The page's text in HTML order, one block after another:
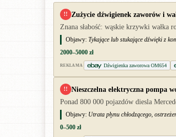
!! Zużycie dźwigienek zaworów i
Znana słabość: wąskie krzywki wałka
Objawy: Tykające lub stukające dźwięki z
2000–5000 zł
REKLAMA Dźwigienka zaworowa OM654
!! Nieszczelna elektryczna pompa
Ponad 800 000 pojazdów diesla
Objawy: Utrata płynu chłodzącego,
0–500 zł